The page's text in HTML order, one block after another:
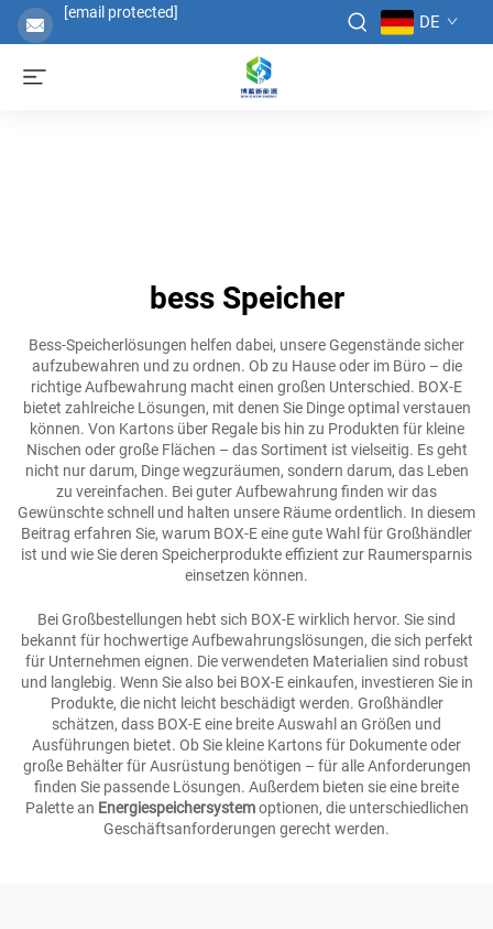
[email protected] DE
bess Speicher
Bess-Speicherlösungen helfen dabei, unsere Gegenstände sicher
aufzubewahren und zu ordnen. Ob zu Hause oder im Büro – die
richtige Aufbewahrung macht einen großen Unterschied. BOX-E
bietet zahlreiche Lösungen, mit denen Sie Dinge optimal verstauen
können. Von Kartons über Regale bis hin zu Produkten für kleine
Nischen oder große Flächen – das Sortiment ist vielseitig. Es geht
nicht nur darum, Dinge wegzuräumen, sondern darum, das Leben
zu vereinfachen. Bei guter Aufbewahrung finden wir das
Gewünschte schnell und halten unsere Räume ordentlich. In diesem
Beitrag erfahren Sie, warum BOX-E eine gute Wahl für Großhändler
ist und wie Sie deren Speicherprodukte effizient zur Raumersparnis
einsetzen können.
Bei Großbestellungen hebt sich BOX-E wirklich hervor. Sie sind
bekannt für hochwertige Aufbewahrungslösungen, die sich perfekt
für Unternehmen eignen. Die verwendeten Materialien sind robust
und langlebig. Wenn Sie also bei BOX-E einkaufen, investieren Sie in
Produkte, die nicht leicht beschädigt werden. Großhändler
schätzen, dass BOX-E eine breite Auswahl an Größen und
Ausführungen bietet. Ob Sie kleine Kartons für Dokumente oder
große Behälter für Ausrüstung benötigen – für alle Anforderungen
finden Sie passende Lösungen. Außerdem bieten sie eine breite
Palette an Energiespeichersystemoptionen, die unterschiedlichen
Geschäftsanforderungen gerecht werden.